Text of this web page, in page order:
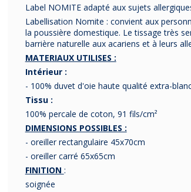
401,00 €
Label NOMITE adapté aux sujets
Labellisation Nomite : convient aux
la poussière domestique. Le tissage très
barrière naturelle aux acariens et à leurs
MATERIAUX UTILISES :
Intérieur :
- 100% duvet d'oie haute qualité extra-
Tissu :
100% percale de coton, 91 fils/cm²
DIMENSIONS POSSIBLES :
- oreiller rectangulaire 45x70cm
- oreiller carré 65x65cm
FINITION :
soignée